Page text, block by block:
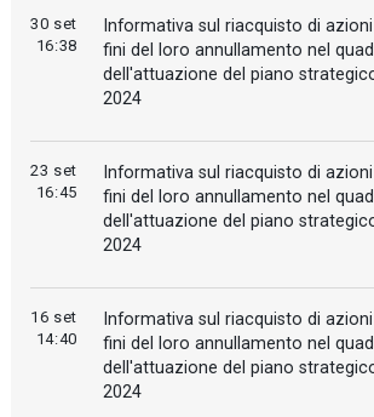
30 set
16:38
Informativa sul riacquisto di
fini del loro annullamento nel
dell'attuazione del piano
2024
23 set
16:45
Informativa sul riacquisto di
fini del loro annullamento nel
dell'attuazione del piano
2024
16 set
14:40
Informativa sul riacquisto di
fini del loro annullamento nel
dell'attuazione del piano
2024